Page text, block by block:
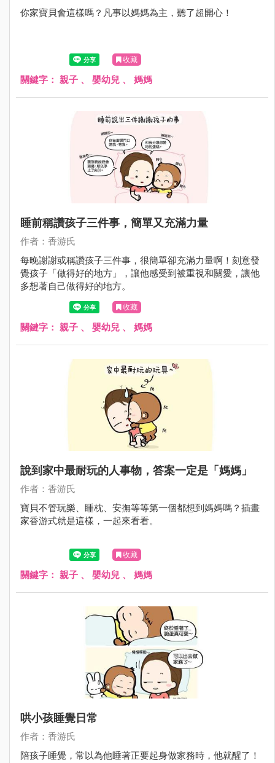
你家寶貝會這樣嗎？凡事以媽媽為主，聽了超開心！
收藏
關鍵字： 親子 、 嬰幼兒 、 媽媽
睡前稱讚孩子三件事，簡單又充滿力量
作者：香游氏
每晚謝謝或稱讚孩子三件事，很簡單卻充滿力量啊！刻意發
覺孩子「做得好的地方」，讓他感受到被重視和關愛，讓他
多想著自己做得好的地方。
收藏
關鍵字： 親子 、 嬰幼兒 、 媽媽
說到家中最耐玩的人事物，答案一定是「媽媽」
作者：香游氏
寶貝不管玩樂、睡枕、安撫等等第一個都想到媽媽嗎？插畫
家香游式就是這樣，一起來看看。
收藏
關鍵字： 親子 、 嬰幼兒 、 媽媽
哄小孩睡覺日常
作者：香游氏
陪孩子睡覺，常以為他睡著正要起身做家務時，他就醒了！